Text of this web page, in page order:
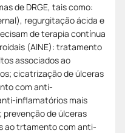
de DRGE, tais como:
regurgitação ácida e
de terapia contínua
(AINE): tratamento
associados ao
cicatrização de úlceras
com anti-
inflamatórios mais
prevenção de úlceras
ao trtamento com anti-